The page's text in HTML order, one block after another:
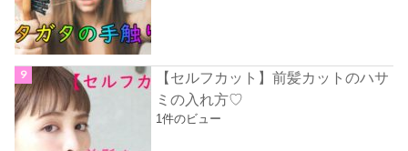
【セルフカット】前髪カットのハサ
ミの入れ方♡
1件のビュー